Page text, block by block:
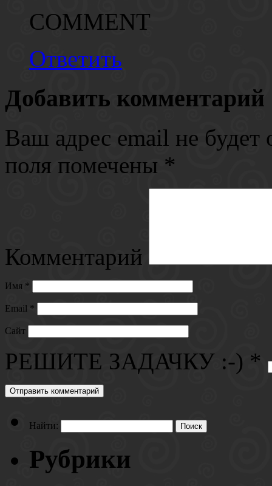
COMMENT
Ответить
Добавить комментарий
Ваш адрес email не будет
поля помечены *
Комментарий
Имя *
Email *
Сайт
РЕШИТЕ ЗАДАЧКУ :-) *
Найти:
Рубрики